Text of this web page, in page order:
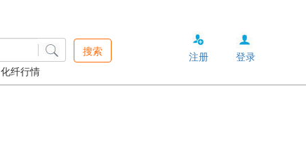
化纤行情
搜索 注册 登录